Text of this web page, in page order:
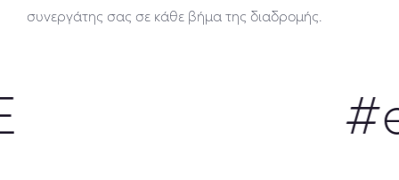
συνεργάτης σας σε κάθε βήμα της διαδρομής.